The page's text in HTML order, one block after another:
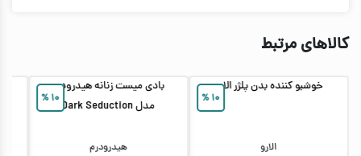
کالاهای مرتبط
۱۰%
خوشبو کننده بدن پلژر الارو
الارو
۱۰%
بادی میست زنانه هیدرودرم
مدل Dark Seduction
هیدرودرم